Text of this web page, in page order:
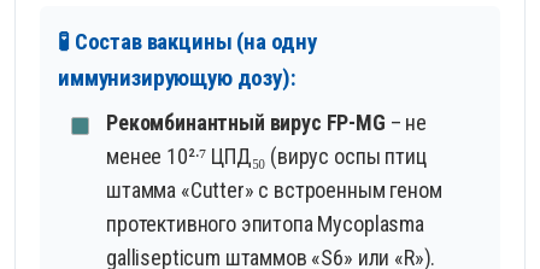
🧪 Состав вакцины (на одну
иммунизирующую дозу):
Рекомбинантный вирус FP-MG – не
менее 10²·⁷ ЦПД₅₀ (вирус оспы птиц
штамма «Cutter» с встроенным геном
протективного эпитопа Mycoplasma
gallisepticum штаммов «S6» или «R»).